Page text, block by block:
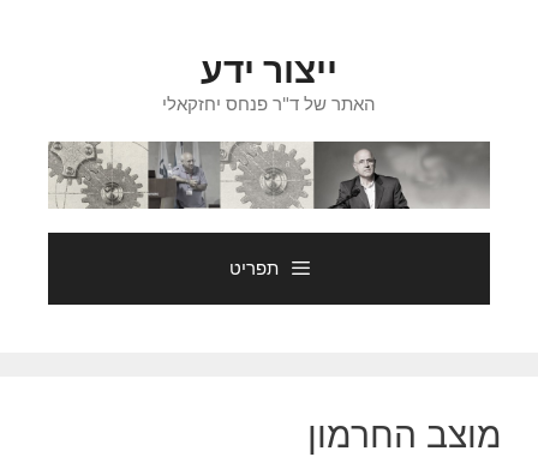
ייצור ידע
האתר של ד"ר פנחס יחזקאלי
תפריט
מוצב החרמון